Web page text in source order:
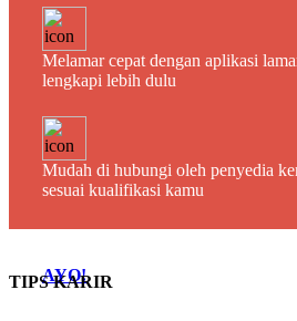
Melamar cepat dengan aplikasi
lengkapi lebih dulu
Mudah di hubungi oleh penyedia
sesuai kualifikasi kamu
AYO!
TIPS KARIR